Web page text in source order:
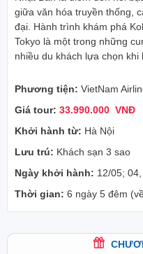
giữa văn hóa truyền thống,
đại. Hành trình khám phá
Tokyo là một trong những
nhiều du khách lựa chọn khi
Phương tiện: VietNam
Giá tour: 33.990.000 VNĐ
Khởi hành từ: Hà Nội
Lưu trú: Khách sạn 3 sao
Ngày khởi hành: 12/05;
Thời gian: 6 ngày 5 đêm